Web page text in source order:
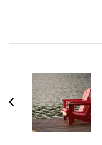
navigatie